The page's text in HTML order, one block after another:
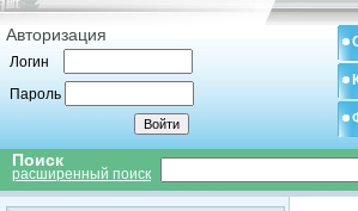
Авторизация
Логин
Пароль
Поиск
расширенный поиск